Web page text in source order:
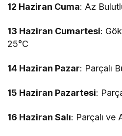
12 Haziran Cuma: Az
13 Haziran Cumartesi:
25°C
14 Haziran Pazar: Parçalı
15 Haziran Pazartesi:
16 Haziran Salı: Parçalı ve